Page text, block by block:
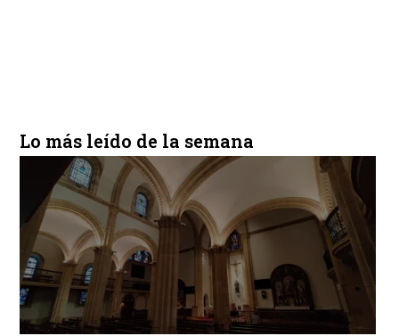
Lo más leído de la semana